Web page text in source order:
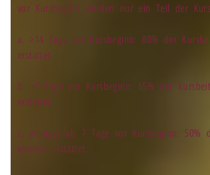
vor Kursbeginn werden nur ein Teil der
a. >14 Tage vor Kursbeginn: 80% der
erstattet.
b. >7 Tage vor Kursbeginn: 65% der
erstattet.
c. weniger als 7 Tage vor Kursbeginn: 50%
werden erstattet.